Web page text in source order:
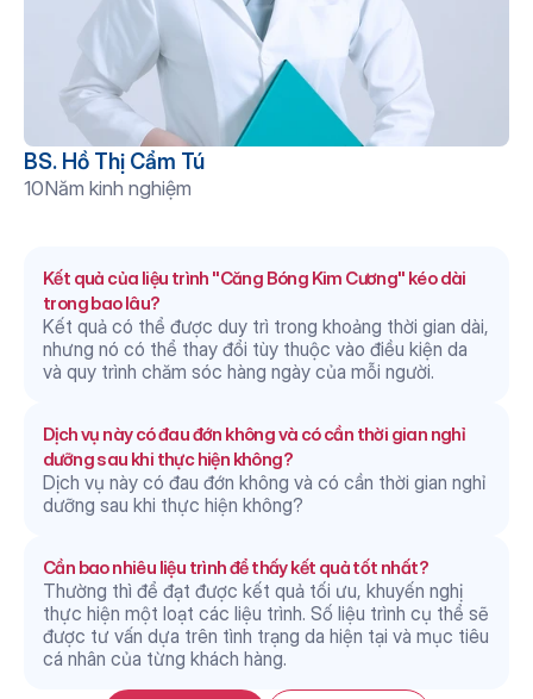
BS. Hồ Thị Cẩm Tú
10Năm kinh nghiệm
Kết quả của liệu trình "Căng Bóng Kim Cương" kéo dài
trong bao lâu?
Kết quả có thể được duy trì trong khoảng thời gian dài,
nhưng nó có thể thay đổi tùy thuộc vào điều kiện da
và quy trình chăm sóc hàng ngày của mỗi người.
Dịch vụ này có đau đớn không và có cần thời gian nghỉ
dưỡng sau khi thực hiện không?
Dịch vụ này có đau đớn không và có cần thời gian nghỉ
dưỡng sau khi thực hiện không?
Cần bao nhiêu liệu trình để thấy kết quả tốt nhất?
Thường thì để đạt được kết quả tối ưu, khuyến nghị
thực hiện một loạt các liệu trình. Số liệu trình cụ thể sẽ
được tư vấn dựa trên tình trạng da hiện tại và mục tiêu
cá nhân của từng khách hàng.